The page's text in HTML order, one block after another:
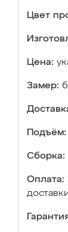
Цвет
Цена:
Замер:
Подъём:
Сборка:
Оплата: